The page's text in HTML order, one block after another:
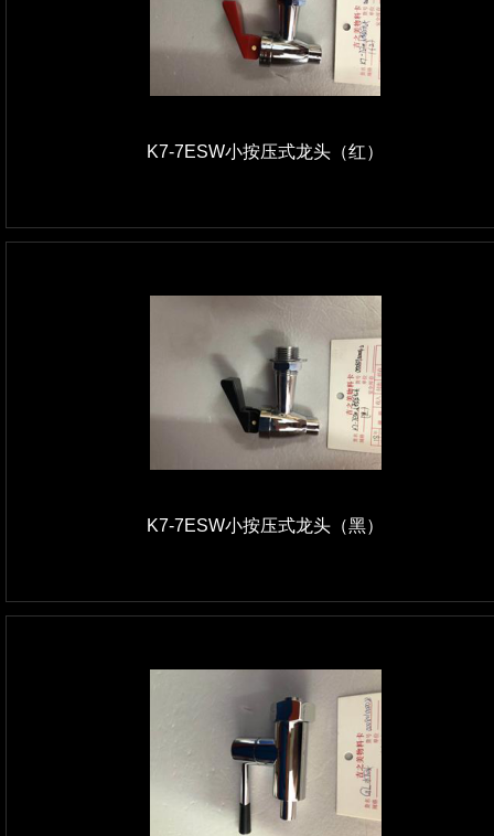
K7-7ESW小按压式龙头（红）
K7-7ESW小按压式龙头（黑）